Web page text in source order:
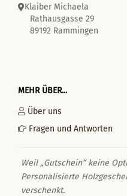
Klaiber Michaela
Rathausgasse 29
89192 Rammingen
MEHR ÜBER...
Über uns
Fragen und Antworten
Weil „Gutschein“ keine
Personalisierte
verschenkt.